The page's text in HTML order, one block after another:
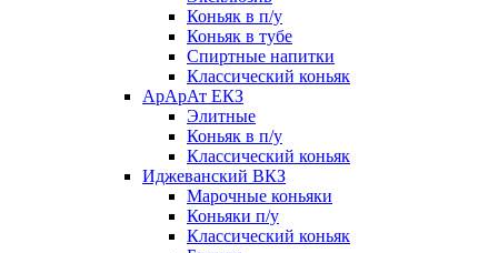
Коньяк в п/у
Коньяк в тубе
Спиртные напитки
Классический коньяк
АрАрАт ЕКЗ
Элитные
Коньяк в п/у
Классический коньяк
Иджеванский ВКЗ
Марочные коньяки
Коньяки п/у
Классический коньяк